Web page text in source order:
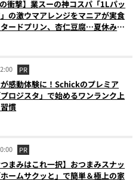
衝撃】業スーの神コスパ「1Lパッ
の激ウマアレンジをマニアが実食
ードプリン、杏仁豆腐…夏休みの
すぎた
PR
感動体験に！Schickのプレミア
ロジスタ」で始めるワンランク上
慣
PR
つまみはこれ一択】おつまみスナッ
ームサクッと」で簡単＆極上の家